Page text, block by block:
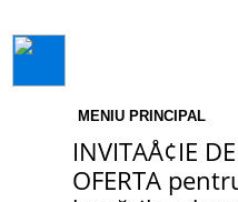
MENIU PRINCIPAL
INVITAÅ¢IE
OFERTA